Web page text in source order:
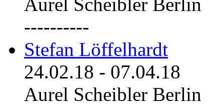
----------
Stefan Löffelhardt
24.02.18 - 07.04.18
Aurel Scheibler Berlin